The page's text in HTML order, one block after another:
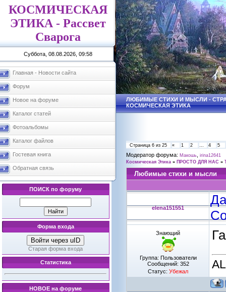
КОСМИЧЕСКАЯ
ЭТИКА - Рассвет
Сварога
Суббота, 08.08.2026, 09:58
Главная - Новости сайта
Форум
Новое на форуме
Каталог статей
Фотоальбомы
Каталог файлов
Гостевая книга
Обратная связь
ПОИСК по форуму
Форма входа
Войти через uID
Старая форма входа
Статистика
НОВОЕ на форуме
ЛЮБИМЫЕ СТИХИ И МЫСЛИ -
КОСМИЧЕСКАЯ ЭТИКА
Страница 6 из 25 « 1 2 … 4 5
Модератор форума: Макошь irina12641
Космическая Этика » ПРОСТО ДЛЯ НАС »
Любимые стихи и мысли
elena151551
Знающий
Группа: Пользователи
Сообщений: 352
Статус: Убежал